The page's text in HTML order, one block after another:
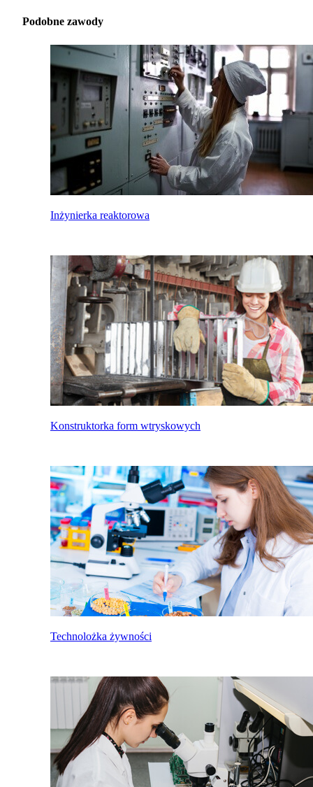
Podobne zawody
Inżynierka reaktorowa
Konstruktorka form wtryskowych
Technolożka żywności